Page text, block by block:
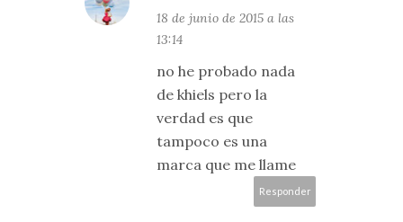
18 de junio de 2015 a las
13:14
no he probado nada
de khiels pero la
verdad es que
tampoco es una
marca que me llame
Responder